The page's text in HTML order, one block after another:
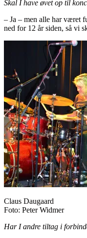
Skal I have øvet op til
– Ja – men alle har været
ned for 12 år siden, så vi
Claus Daugaard
Foto: Peter Widmer
Har I andre tiltag i